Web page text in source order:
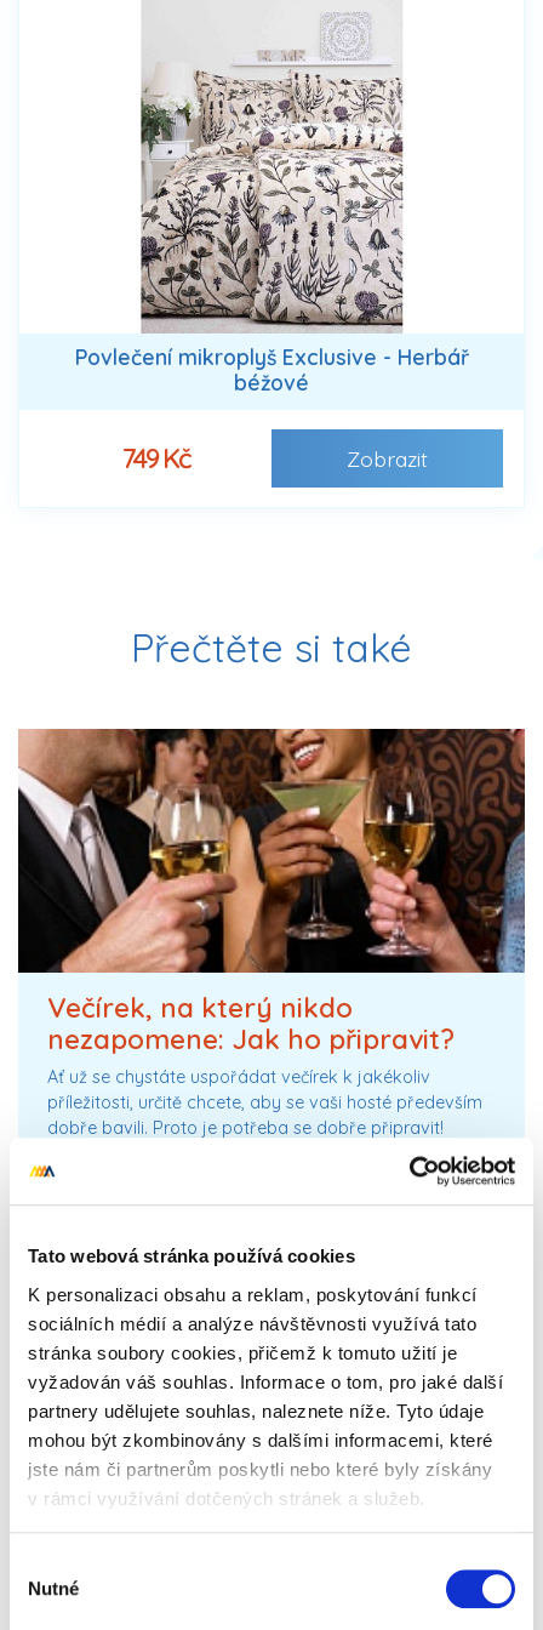
Tato webová stránka používá cookies
K personalizaci obsahu a reklam, poskytování funkcí
sociálních médií a analýze návštěvnosti využívá tato
stránka soubory cookies, přičemž k tomuto užití je
vyžadován váš souhlas. Informace o tom, pro jaké další
partnery udělujete souhlas, naleznete níže. Tyto údaje
mohou být zkombinovány s dalšími informacemi, které
jste nám či partnerům poskytli nebo které byly získány
v rámci využívání dotčených stránek a služeb.
souhlasu
Nutné
Povlečení mikroplyš Exclusive - Herbář
béžové
749 Kč Zobrazit
Přečtěte si také
Večírek, na který nikdo
nezapomene: Jak ho připravit?
Ať už se chystáte uspořádat večírek k jakékoliv
příležitosti, určitě chcete, aby se vaši hosté především
dobře bavili. Proto je potřeba se dobře připravit!
s jakými snadnými jednohubkami
uděláte dojem!